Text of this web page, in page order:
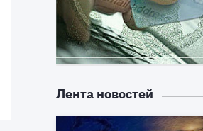
Лента новостей